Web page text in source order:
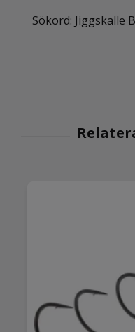
Sökord: Jiggskalle